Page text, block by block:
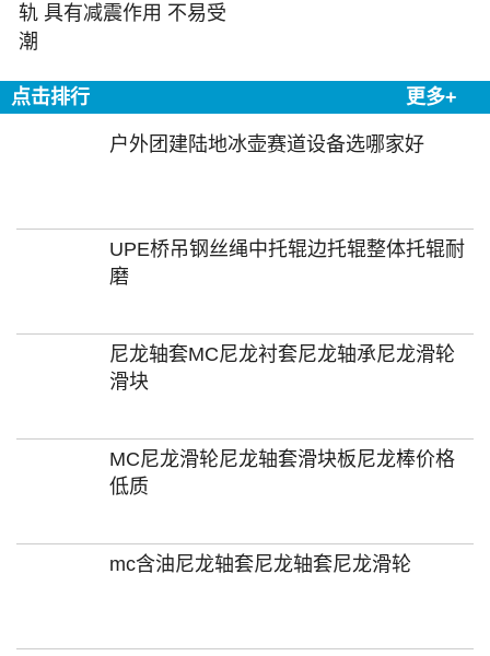
轨 具有减震作用 不易受
潮
点击排行 更多+
户外团建陆地冰壶赛道设备选哪家好
UPE桥吊钢丝绳中托辊边托辊整体托辊耐
磨
尼龙轴套MC尼龙衬套尼龙轴承尼龙滑轮
滑块
MC尼龙滑轮尼龙轴套滑块板尼龙棒价格
低质
mc含油尼龙轴套尼龙轴套尼龙滑轮